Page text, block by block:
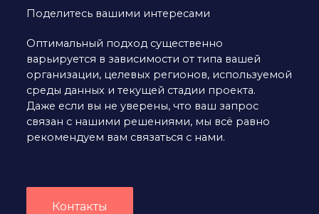
Поделитесь вашими интересами
Оптимальный подход существенно
варьируется в зависимости от типа вашей
организации, целевых регионов, используемой
среды данных и текущей стадии проекта.
Даже если вы не уверены, что ваш запрос
связан с нашими решениями, мы всё равно
рекомендуем вам связаться с нами.
Контакты